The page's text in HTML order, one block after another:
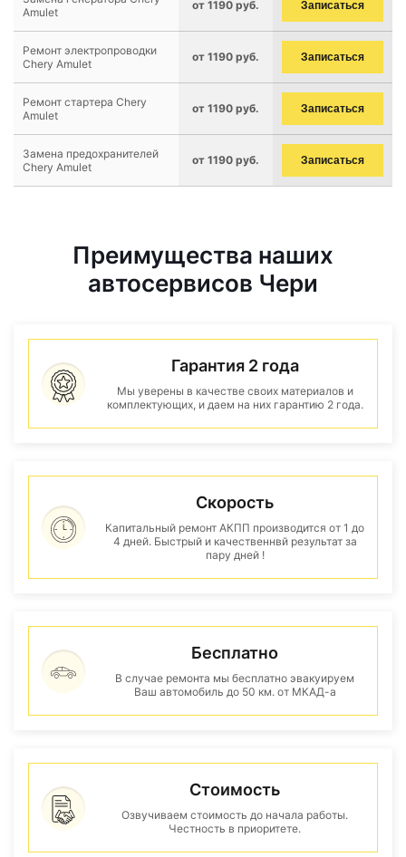
Amulet
от 1190 руб. Записаться
Ремонт электропроводки
Chery Amulet
от 1190 руб. Записаться
Ремонт стартера Chery
Amulet
от 1190 руб. Записаться
Замена предохранителей
Chery Amulet
от 1190 руб. Записаться
Преимущества наших
автосервисов Чери
Гарантия 2 года
Мы уверены в качестве своих материалов и
комплектующих, и даем на них гарантию 2 года.
Скорость
Капитальный ремонт АКПП производится от 1 до
4 дней. Быстрый и качественнвй результат за
пару дней !
Бесплатно
В случае ремонта мы бесплатно эвакуируем
Ваш автомобиль до 50 км. от МКАД-а
Стоимость
Озвучиваем стоимость до начала работы.
Честность в приоритете.